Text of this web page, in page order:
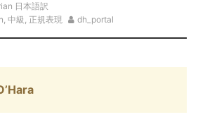
日本語訳
, 中級 , 正規表現 dh_portal